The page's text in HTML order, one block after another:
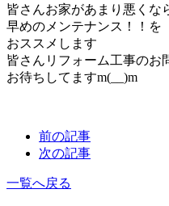
皆さんお家があまり悪くな
早めのメンテナンス！！を
おススメします
皆さんリフォーム工事のお
お待ちしてますm(__)m
前の記事
次の記事
一覧へ戻る